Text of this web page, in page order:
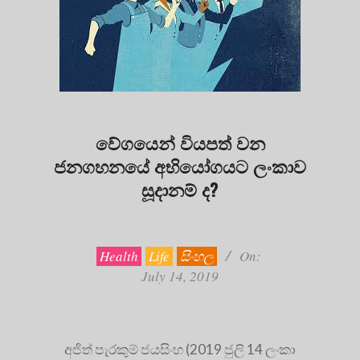
වේගයෙන් වියපත් වන
ජනගහනයේ අභියෝගයට ලංකාව
සූදානම් ද?
Health Life සිංහල
On:
July 14, 2019
අජිත් පැරකුම් ජයසිංහ (2019 ජුලි 14 ලංකා